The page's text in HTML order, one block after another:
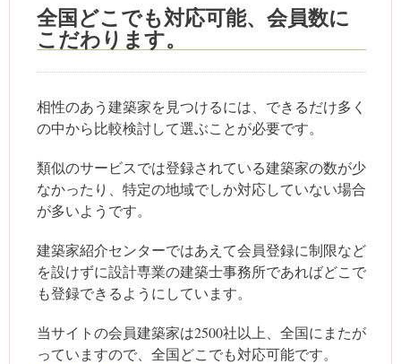
全国どこでも対応可能、会員数に
こだわります。
相性のあう建築家を見つけるには、できるだけ多く
の中から比較検討して選ぶことが必要です。
類似のサービスでは登録されている建築家の数が少
なかったり、特定の地域でしか対応していない場合
が多いようです。
建築家紹介センターではあえて会員登録に制限など
を設けずに設計専業の建築士事務所であればどこで
も登録できるようにしています。
当サイトの会員建築家は2500社以上、全国にまたが
っていますので、全国どこでも対応可能です。